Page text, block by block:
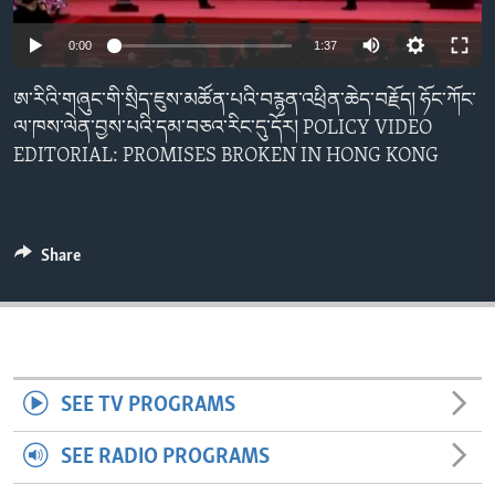
ENVIRONMENT AND HEALTH
IDEALS AND INSTITUTIONS
0:00 1:37
ཨ་རིའི་གཞུང་གི་སྲིད་ཇུས་མཚོན་པའི་བརྙན་འཕྲིན་ཆེད་བརྗོད། ཧོང་ཀོང་
ལ་ཁས་ལེན་བྱས་པའི་དམ་བཅའ་རིང་དུ་དོར། POLICY VIDEO
EDITORIAL: PROMISES BROKEN IN HONG KONG
Share
SEE TV PROGRAMS
SEE RADIO PROGRAMS